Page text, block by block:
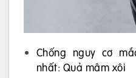
Chống nguy cơ
nhất: Quả mâm xôi